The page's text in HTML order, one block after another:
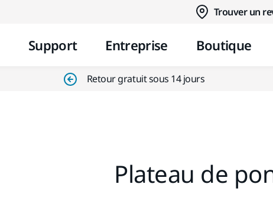
Trouver un
Support Entreprise Boutique
Retour gratuit sous 14 jours
Plateau de